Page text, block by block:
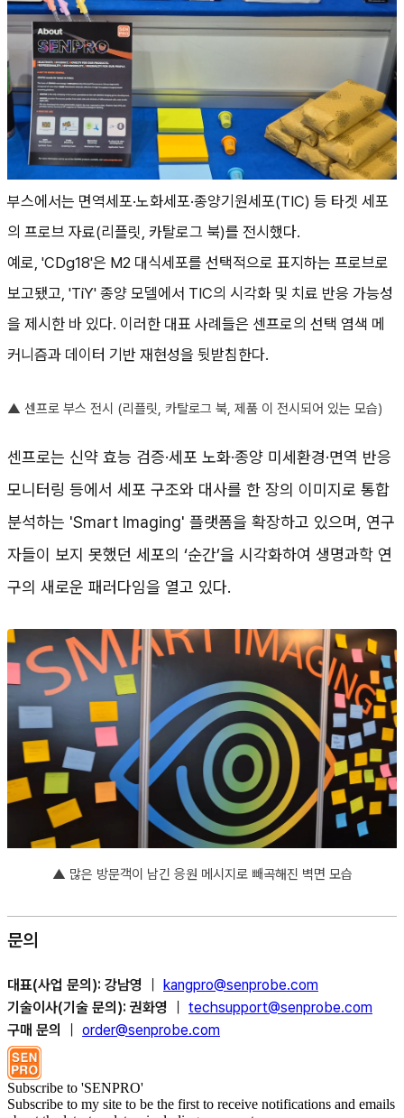
부스에서는 면역세포·노화세포·종양기원세포(TIC) 등 타겟 세포
의 프로브 자료(리플릿, 카탈로그 북)를 전시했다.
예로, 'CDg18'은 M2 대식세포를 선택적으로 표지하는 프로브로
보고됐고, 'TiY' 종양 모델에서 TIC의 시각화 및 치료 반응 가능성
을 제시한 바 있다. 이러한 대표 사례들은 센프로의 선택 염색 메
커니즘과 데이터 기반 재현성을 뒷받침한다.
▲ 센프로 부스 전시 (리플릿, 카탈로그 북, 제품 이 전시되어 있는 모습)
센프로는 신약 효능 검증·세포 노화·종양 미세환경·면역 반응
모니터링 등에서 세포 구조와 대사를 한 장의 이미지로 통합
분석하는 'Smart Imaging' 플랫폼을 확장하고 있으며, 연구
자들이 보지 못했던 세포의 ‘순간’을 시각화하여 생명과학 연
구의 새로운 패러다임을 열고 있다.
▲ 많은 방문객이 남긴 응원 메시지로 빼곡해진 벽면 모습
문의
대표(사업 문의): 강남영
kangpro@senprobe.com
기술이사(기술 문의): 권화영
techsupport@senprobe.com
구매 문의
order@senprobe.com
Subscribe to 'SENPRO'
Subscribe to my site to be the first to receive notifications and emails